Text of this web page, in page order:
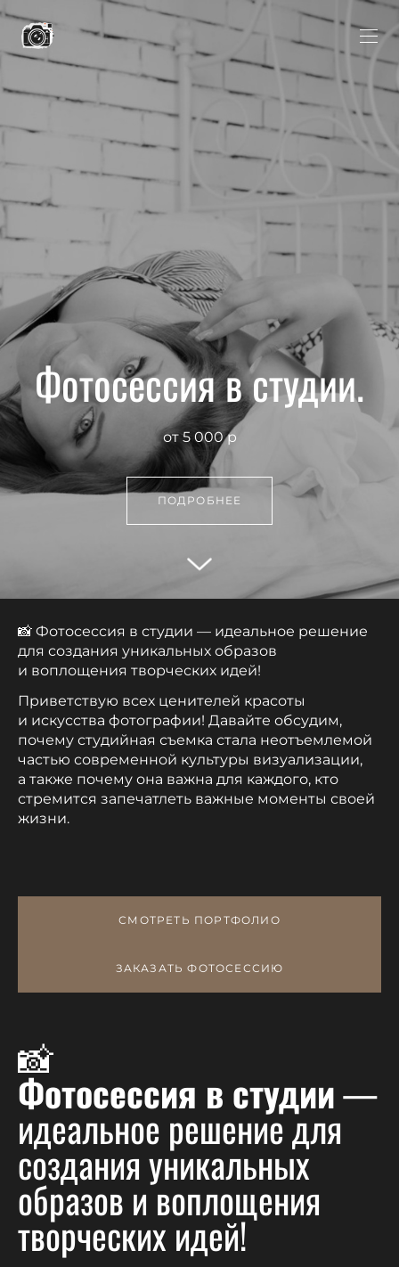
Фотосессия в студии.
от 5 000 р
ПОДРОБНЕЕ
📸 Фотосессия в студии — идеальное решение
для создания уникальных образов
и воплощения творческих идей!
Приветствую всех ценителей красоты
и искусства фотографии! Давайте обсудим,
почему студийная съемка стала неотъемлемой
частью современной культуры визуализации,
а также почему она важна для каждого, кто
стремится запечатлеть важные моменты своей
жизни.
СМОТРЕТЬ ПОРТФОЛИО
ЗАКАЗАТЬ ФОТОСЕССИЮ
📸
Фотосессия в студии—
идеальное решение для
создания уникальных
образов и воплощения
творческих идей!